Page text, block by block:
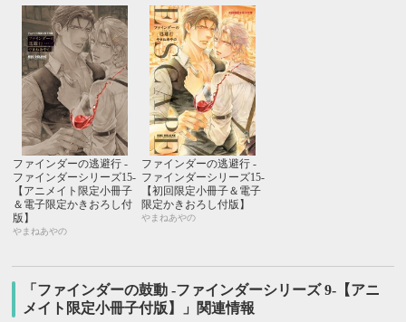
ファインダーの逃避行 -
ファインダーシリーズ15-
【アニメイト限定小冊子
＆電子限定かきおろし付
版】
やまねあやの
ファインダーの逃避行 -
ファインダーシリーズ15-
【初回限定小冊子＆電子
限定かきおろし付版】
やまねあやの
「ファインダーの鼓動 -ファインダーシリーズ 9-【アニ
メイト限定小冊子付版】」関連情報